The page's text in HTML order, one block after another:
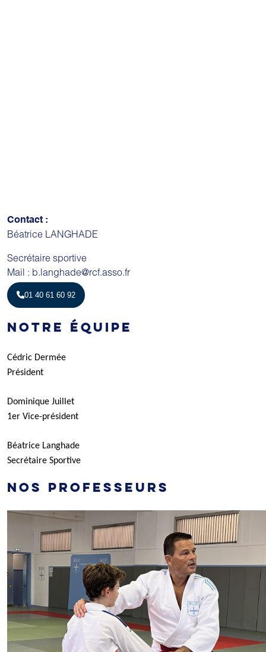
Contact :
Béatrice LANGHADE
Secrétaire sportive
Mail : b.langhade@rcf.asso.fr
01 40 61 60 92
NOTRE ÉQUIPE
Cédric Dermée
Président
Dominique Juillet
1er Vice-président
Béatrice Langhade
Secrétaire Sportive
NOS PROFESSEURS